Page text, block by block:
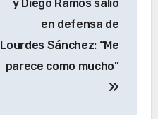
y Diego Ramos salió
en defensa de
Lourdes Sánchez: “Me
parece como mucho”